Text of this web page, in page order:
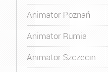
Animator Poznań
Animator Rumia
Animator Szczecin